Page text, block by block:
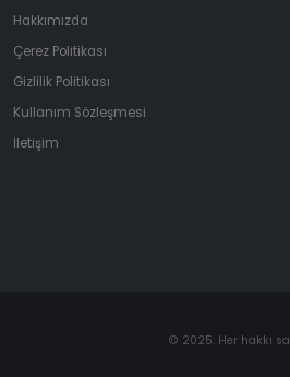
Hakkımızda
Çerez Politikası
Gizlilik Politikası
Kullanım Sözleşmesi
İletişim
© 2025. Her hakkı